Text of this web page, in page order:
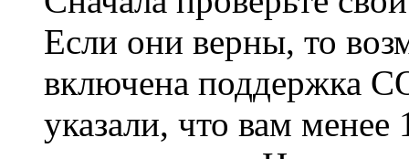
Если они верны, то
включена поддержка
указали, что вам